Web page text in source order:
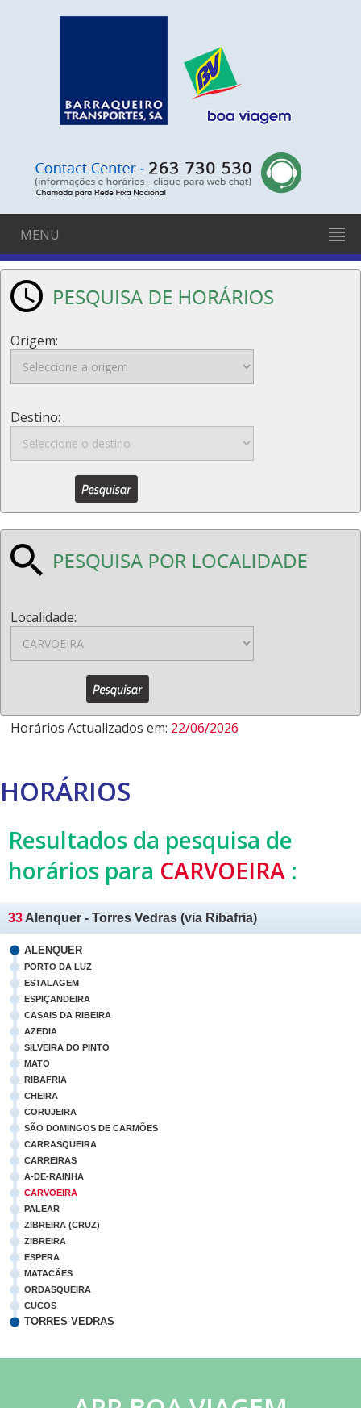
MENU
Origem:
Destino:
Localidade:
Horários Actualizados em: 22/06/2026
HORÁRIOS
Resultados da pesquisa de
horários para CARVOEIRA :
33 Alenquer - Torres Vedras (via Ribafria)
ALENQUER
PORTO DA LUZ
ESTALAGEM
ESPIÇANDEIRA
CASAIS DA RIBEIRA
AZEDIA
SILVEIRA DO PINTO
MATO
RIBAFRIA
CHEIRA
CORUJEIRA
SÃO DOMINGOS DE CARMÕES
CARRASQUEIRA
CARREIRAS
A-DE-RAINHA
CARVOEIRA
PALEAR
ZIBREIRA (CRUZ)
ZIBREIRA
ESPERA
MATACÃES
ORDASQUEIRA
CUCOS
TORRES VEDRAS